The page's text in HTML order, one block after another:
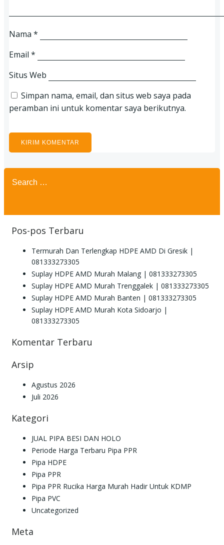
Nama *
Email *
Situs Web
Simpan nama, email, dan situs web saya pada
peramban ini untuk komentar saya berikutnya.
Search
for:
Pos-pos Terbaru
Termurah Dan Terlengkap HDPE AMD Di Gresik |
081333273305
Suplay HDPE AMD Murah Malang | 081333273305
Suplay HDPE AMD Murah Trenggalek | 081333273305
Suplay HDPE AMD Murah Banten | 081333273305
Suplay HDPE AMD Murah Kota Sidoarjo |
081333273305
Komentar Terbaru
Arsip
Agustus 2026
Juli 2026
Kategori
JUAL PIPA BESI DAN HOLO
Periode Harga Terbaru Pipa PPR
Pipa HDPE
Pipa PPR
Pipa PPR Rucika Harga Murah Hadir Untuk KDMP
Pipa PVC
Uncategorized
Meta